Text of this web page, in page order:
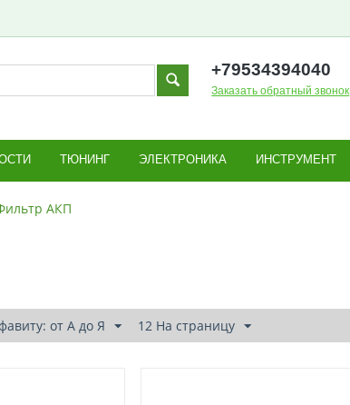
+79534394040
Заказать обратный звонок
ТЮНИНГ ЭЛЕКТРОНИКА ИНСТРУМЕНТ
АКП
от А до Я 12 На страницу